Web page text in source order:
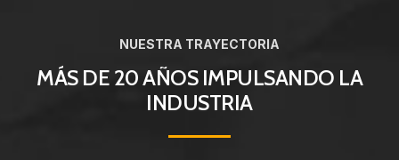
NUESTRA TRAYECTORIA
MÁS DE 20 AÑOS IMPULSANDO LA
INDUSTRIA